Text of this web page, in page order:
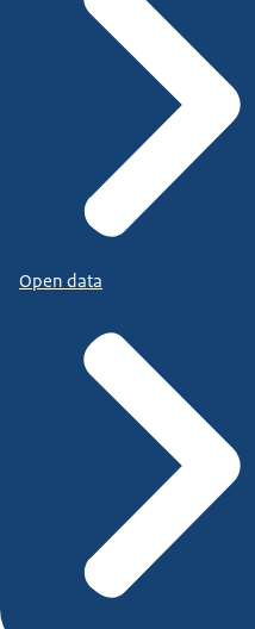
Open data